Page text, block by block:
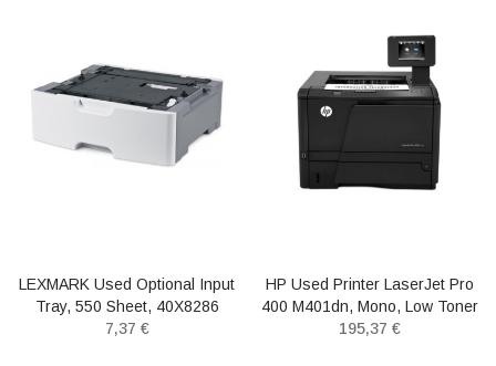
LEXMARK Used Optional Input
Tray, 550 Sheet, 40X8286
7,37 €
HP Used Printer LaserJet Pro
400 M401dn, Mono, Low Toner
195,37 €